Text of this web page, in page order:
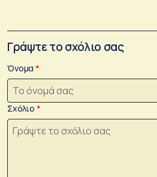
Γράψτε το σχόλιο σας
Όνομα
Σχόλιο